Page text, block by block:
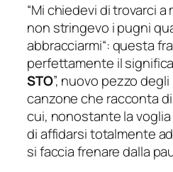
“Mi chiedevi di trovarci a
non stringevo i pugni
abbracciarmi“: questa
perfettamente il
STO”, nuovo pezzo degli
canzone che racconta
cui, nonostante la
di affidarsi totalmente
si faccia frenare dalla